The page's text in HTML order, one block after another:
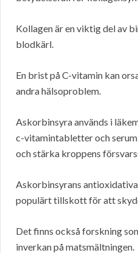
Kollagen är en viktig del av
blodkärl.
En brist på C-vitamin kan
andra hälsoproblem.
Askorbinsyra används i
c-vitamintabletter och
och stärka kroppens
Askorbinsyrans
populärt tillskott för att
Det finns också forskning
inverkan på matsmältningen.